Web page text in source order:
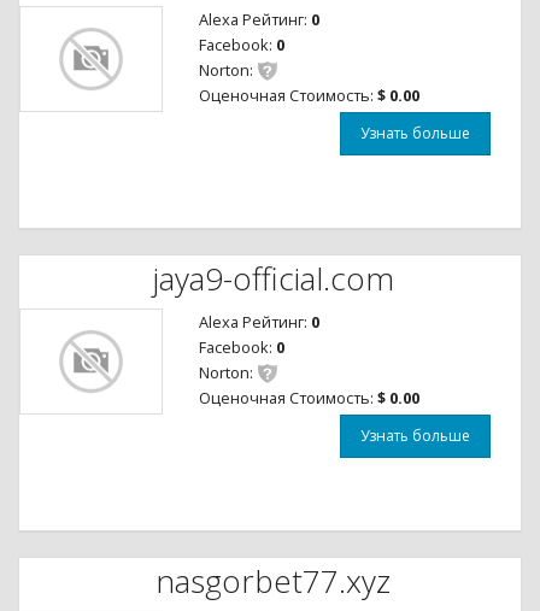
Alexa Рейтинг: 0
Facebook: 0
Norton:
Оценочная Стоимость: $ 0.00
Узнать больше
jaya9-official.com
Alexa Рейтинг: 0
Facebook: 0
Norton:
Оценочная Стоимость: $ 0.00
Узнать больше
nasgorbet77.xyz